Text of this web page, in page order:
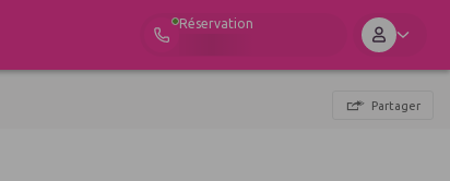
Réservation
Partager